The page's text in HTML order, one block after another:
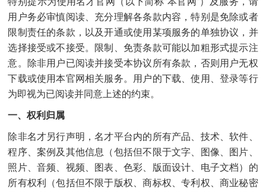
用户务必审慎阅读、充分理解各条款内容，特别是免除或者
限制责任的条款，以及开通或使用某项服务的单独协议，并
选择接受或不接受。限制、免责条款可能以加粗形式提示注
意。除非用户已阅读并接受本协议所有条款，否则用户无权
下载或使用本官网相关服务。用户的下载、使用、登录等行
为即视为已阅读并同意上述的约束。
一、权利归属
除非名才另行声明，名才平台内的所有产品、技术、软件、
程序、案例及其他信息（包括但不限于文字、图像、图片、
照片、音频、视频、图表、色彩、版面设计、电子文档）的
所有权利（包括但不限于版权、商标权、专利权、商业秘密